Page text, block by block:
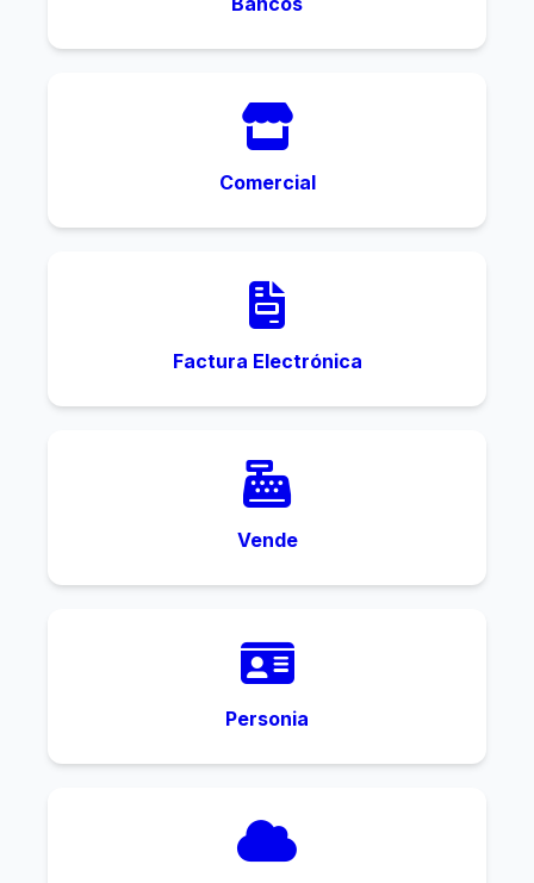
Comercial
Factura Electrónica
Vende
Personia